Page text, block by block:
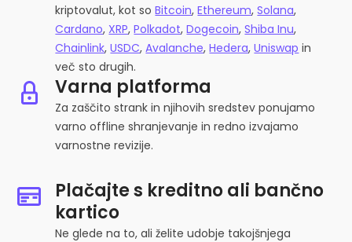
kriptovalut, kot soBitcoin,Ethereum,Solana,
Cardano, XRP,Polkadot,Dogecoin,Shiba Inu,
Chainlink,USDC,Avalanche,Hedera,Uniswap in
več sto drugih.
Varna platforma
Za zaščito strank in njihovih sredstev ponujamo
varno offline shranjevanje in redno izvajamo
varnostne revizije.
Plačajte s kreditno ali bančno
kartico
Ne glede na to, ali želite udobje takojšnjega